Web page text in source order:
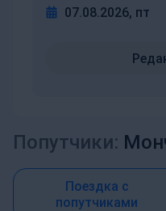
07.08.2026, пт
Попутчики:
Поездка с
попутчиками